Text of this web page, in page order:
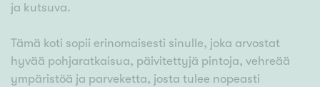
ja kutsuva.
Tämä koti sopii erinomaisesti sinulle, joka arvostat
hyvää pohjaratkaisua, päivitettyjä pintoja, vehreää
ympäristöä ja parveketta, josta tulee nopeasti